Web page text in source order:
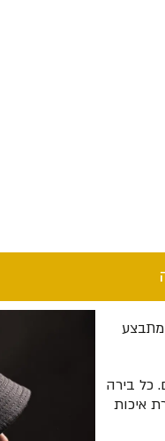
מתבצע
כל בירה
איכות